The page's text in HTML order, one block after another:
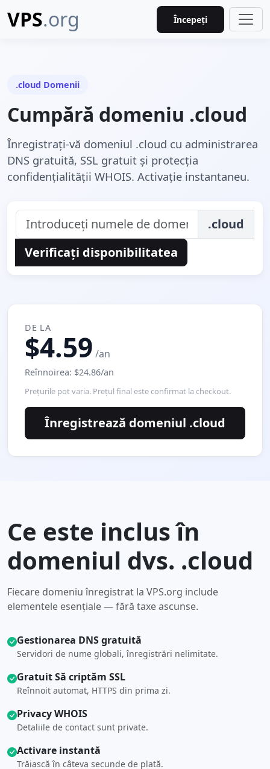
VPS.org Începeți
.cloud Domenii
Cumpără domeniu .cloud
Înregistrați-vă domeniul .cloud cu administrarea
DNS gratuită, SSL gratuit și protecția
confidențialității WHOIS. Activație instantaneu.
.cloud
Verificați disponibilitatea
DE LA
$4.59 /an
Reînnoirea: $24.86/an
Preţurile pot varia. Preţul final este confirmat la checkout.
Înregistrează domeniul .cloud
Ce este inclus în
domeniul dvs. .cloud
Fiecare domeniu înregistrat la VPS.org include
elementele esențiale — fără taxe ascunse.
Gestionarea DNS gratuită
Servidori de nume globali, înregistrări nelimitate.
Gratuit Să criptăm SSL
Reînnoit automat, HTTPS din prima zi.
Privacy WHOIS
Detaliile de contact sunt private.
Activare instantă
Trăiască în câteva secunde de plată.